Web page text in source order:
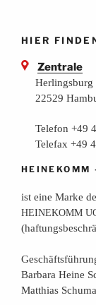
HIER
Zentrale
Herlingsburg
22529
Telefon +49
Telefax +49
HEINEKOMM
ist eine Mar­ke
HEINEKOMM
Bar­ba­ra Hei­ne
Mat­thi­as